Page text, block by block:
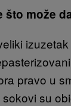
što može
pravo u
su